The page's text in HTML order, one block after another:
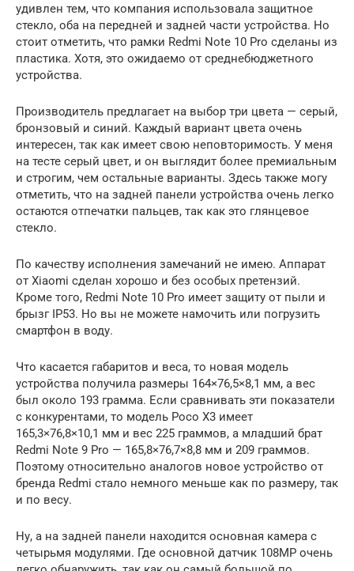
удивлен тем, что компания использовала защитное
стекло, оба на передней и задней части устройства. Но
стоит отметить, что рамки Redmi Note 10 Pro сделаны из
пластика. Хотя, это ожидаемо от среднебюджетного
устройства.
Производитель предлагает на выбор три цвета — серый,
бронзовый и синий. Каждый вариант цвета очень
интересен, так как имеет свою неповторимость. У меня
на тесте серый цвет, и он выглядит более премиальным
и строгим, чем остальные варианты. Здесь также могу
отметить, что на задней панели устройства очень легко
остаются отпечатки пальцев, так как это глянцевое
стекло.
По качеству исполнения замечаний не имею. Аппарат
от Xiaomi сделан хорошо и без особых претензий.
Кроме того, Redmi Note 10 Pro имеет защиту от пыли и
брызг IP53. Но вы не можете намочить или погрузить
смартфон в воду.
Что касается габаритов и веса, то новая модель
устройства получила размеры 164×76,5×8,1 мм, а вес
был около 193 грамма. Если сравнивать эти показатели
с конкурентами, то модель Poco X3 имеет
165,3×76,8×10,1 мм и вес 225 граммов, а младший брат
Redmi Note 9 Pro — 165,8×76,7×8,8 мм и 209 граммов.
Поэтому относительно аналогов новое устройство от
бренда Redmi стало немного меньше как по размеру, так
и по весу.
Ну, а на задней панели находится основная камера с
четырьмя модулями. Где основной датчик 108MP очень